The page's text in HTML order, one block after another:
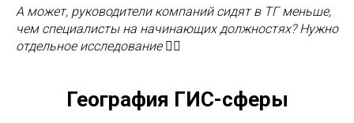
А может, руководители компаний сидят в ТГ меньше,
чем специалисты на начинающих должностях? Нужно
отдельное исследование🕵️‍♂️
География ГИС-сферы